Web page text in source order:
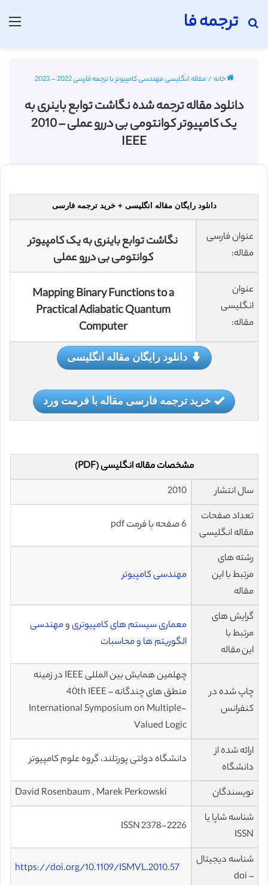
ترجمه فا
جستجو برای
خانه/مقاله انگلیسی مهندسی کامپیوتر با ترجمه فارسی 2022 - 2023
دانلود مقاله ترجمه شده نگاشت توابع باینری به
یک کامپیوتر کوانتومی بی دررو عملی – 2010
IEEE
دانلود رایگان مقاله انگلیسی + خرید ترجمه فارسی
عنوان فارسی
مقاله:
نگاشت توابع باینری به یک کامپیوتر
کوانتومی بی دررو عملی
عنوان
انگلیسی
مقاله:
Mapping Binary Functions to a
Practical Adiabatic Quantum
Computer
دانلود رایگان مقاله انگلیسی
خرید ترجمه فارسی مقاله با فرمت ورد
مشخصات مقاله انگلیسی (PDF)
سال انتشار
2010
تعداد صفحات
مقاله انگلیسی
6 صفحه با فرمت pdf
رشته های
مرتبط با این
مقاله
مهندسی کامپیوتر
گرایش های
مرتبط با
این مقاله
معماری سیستم های کامپیوتریومهندسی
الگوریتم ها و محاسبات
چاپ شده در
کنفرانس
چهلمین همایش بین المللی IEEE در زمینه
منطق های چندگانه – 40th IEEE
International Symposium on Multiple-
Valued Logic
ارائه شده از
دانشگاه
دانشگاه دولتی پورتلند، گروه علوم کامپیوتر
نویسندگان
David Rosenbaum , Marek Perkowski
شناسه شاپا یا
ISSN
ISSN 2378-2226
شناسه دیجیتال
– doi
https://doi.org/10.1109/ISMVL.2010.57